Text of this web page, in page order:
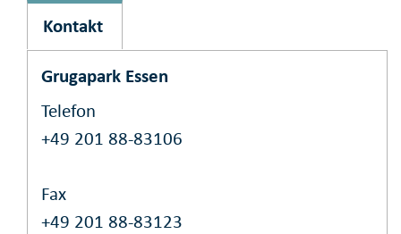
Kontakt
Grugapark Essen
Telefon
+49 201 88-83106
Fax
+49 201 88-83123